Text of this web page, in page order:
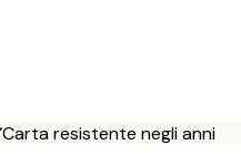
Carta resistente negli anni